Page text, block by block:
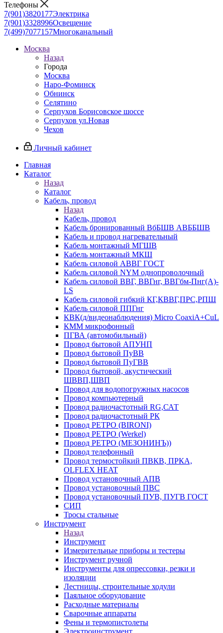
Телефоны
7(901)3820177Электрика
7(901)3328996Освещение
7(499)7077157Многоканальный
Москва
Назад
Города
Москва
Наро-Фоминск
Обнинск
Селятино
Серпухов Борисовское шоссе
Серпухов ул.Новая
Чехов
Личный кабинет
Главная
Каталог
Назад
Каталог
Кабель, провод
Назад
Кабель, провод
Кабель бронированный ВбБШВ АВББШВ
Кабель и провод нагревательный
Кабель монтажный МГШВ
Кабель монтажный МКШ
Кабель силовой АВВГ ГОСТ
Кабель силовой NYM однопроволочный
Кабель силовой ВВГ, ВВГнг, ВВГбм-Пнг(А)-
LS
Кабель силовой гибкий КГ,КВВГ,ПРС,РПШ
Кабель силовой ППГнг
КВК(д/видеонаблюдения) Micro CoaxiA+CuL
КММ микрофонный
ПГВА (автомобильный)
Провод бытовой АПУНП
Провод бытовой ПуВВ
Провод бытовой ПуГВВ
Провод бытовой, акустический
ШВВП,ШВП
Провод для водопогружных насосов
Провод компьютерный
Провод радиочастотный RG,САТ
Провод радиочастотный РК
Провод РЕТРО (BIRONI)
Провод РЕТРО (Werkel)
Провод РЕТРО (МЕЗОНИНЪ))
Провод телефонный
Провод термостойкий ПВКВ, ПРКА,
OLFLEX HEAT
Провод установочный АПВ
Провод установочный ПВС
Провод установочный ПУВ, ПУГВ ГОСТ
СИП
Тросы стальные
Инструмент
Назад
Инструмент
Измерительные приборы и тестеры
Инструмент ручной
Инструменты для опрессовки, резки и
изоляции
Лестницы, строительные ходули
Паяльное оборудование
Расходные материалы
Сварочные аппараты
Фены и термопистолеты